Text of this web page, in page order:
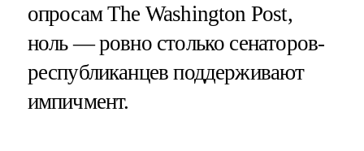
опросам The Washington Post,
ноль — ровно столько сенаторов-
республиканцев поддерживают
импичмент.